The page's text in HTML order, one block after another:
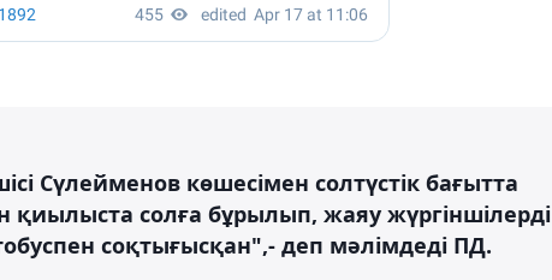
Сүлейменов көшесімен солтүстік бағытта
солға бұрылып, жаяу жүргіншілерді
соқтығысқан",- деп мәлімдеді ПД.